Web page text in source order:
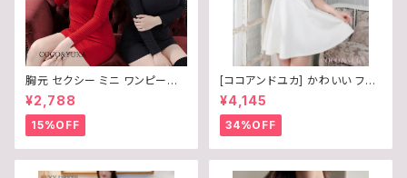
胸元 セクシー ミニ ワンピース
タイト 胸 あき 開き ニット 長袖
ボディコン / COCO&YUKA /
赤 / 黒 / 灰 / 薄茶 / 桃 / 茶 / レ
ッド / ブラック / グレー / ベージ
ュ / ピンク / ブラウン / 選べる
6Color / S / Ｍ / L / B0CL9X
¥2,788
15%OFF
[ココアンドユカ] かわいい フリ
ル ミニ ワンピース ツイード フ
レア スカート タイト オフショル
ダー セクシー ワンピ キャバドレ
ス キャバ 嬢 ドレス パーティ 半
袖 パット 付き フェミニン ロリー
タ 風 レディース ホワイト ブラッ
¥4,145
34%OFF